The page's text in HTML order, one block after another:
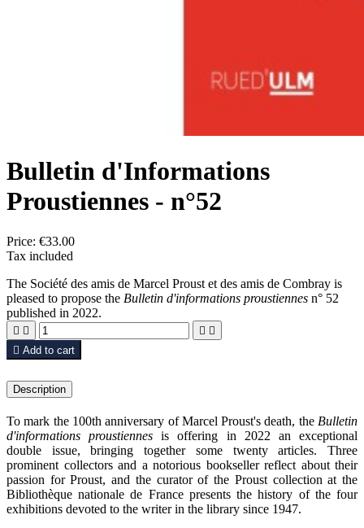
Bulletin d'Informations
Proustiennes - n°52
Price: €33.00
Tax included
The Société des amis de Marcel Proust et des amis de Combray is
pleased to propose the Bulletin d'informations proustiennes n° 52
published in 2022.
   
 Add to cart
Description
To mark the 100th anniversary of Marcel Proust's death, the Bulletin
d'informations proustiennes is offering in 2022 an exceptional
double issue, bringing together some twenty articles. Three
prominent collectors and a notorious bookseller reflect about their
passion for Proust, and the curator of the Proust collection at the
Bibliothèque nationale de France presents the history of the four
exhibitions devoted to the writer in the library since 1947.